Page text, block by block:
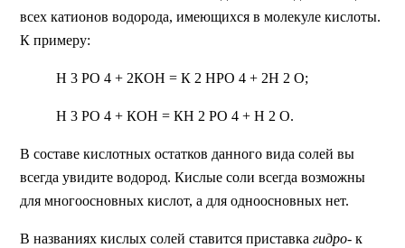
всех катионов водорода, имеющихся в молекуле кислоты.
К примеру:
Н 3 РО 4 + 2КОН = К 2 НРО 4 + 2Н 2 О;
Н 3 РО 4 + КОН = КН 2 РО 4 + Н 2 О.
В составе кислотных остатков данного вида солей вы
всегда увидите водород. Кислые соли всегда возможны
для многоосновных кислот, а для одноосновных нет.
В названиях кислых солей ставится приставка гидро- к